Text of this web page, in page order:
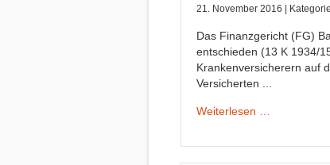
21. November 2016 |
Das Finanzgericht (FG)
entschieden (13 K 1934/
Krankenversicherern auf
Versicherten ...
Weiterlesen …